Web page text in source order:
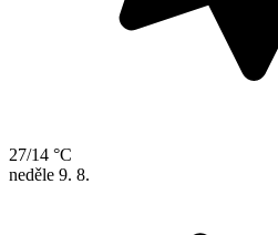
27/14 °C
neděle 9. 8.